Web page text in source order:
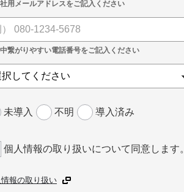
未導入 不明 導入済み
個人情報の取り扱いについて同意します。
報の取り扱い